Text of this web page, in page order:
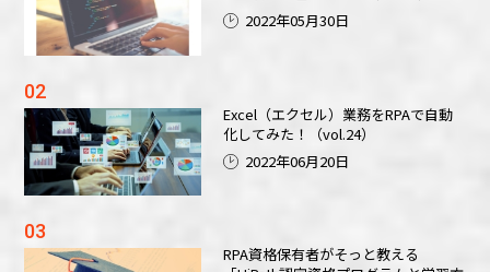
2022年05月30日
Excel（エクセル）業務をRPAで自動
化してみた！（vol.24）
2022年06月20日
RPA資格保有者がそっと教える